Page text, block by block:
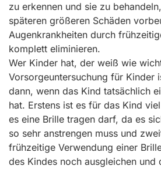
zu erkennen und sie zu
späteren größeren Schäden
Augenkrankheiten durch
komplett eliminieren.
Wer Kinder hat, der weiß wie
Vorsorgeuntersuchung für Kinder
dann, wenn das Kind tatsächlich
hat. Erstens ist es für das Kind
es eine Brille tragen darf, da es
so sehr anstrengen muss und
frühzeitige Verwendung einer
des Kindes noch ausgleichen und